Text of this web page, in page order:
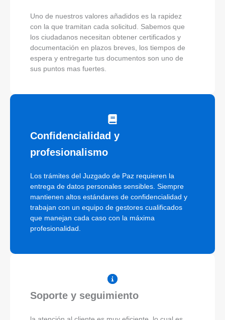
Uno de nuestros valores añadidos es la rapidez
con la que tramitan cada solicitud. Sabemos que
los ciudadanos necesitan obtener certificados y
documentación en plazos breves, los tiempos de
espera y entregarte tus documentos son uno de
sus puntos mas fuertes.
Confidencialidad y
profesionalismo
Los trámites del Juzgado de Paz requieren la
entrega de datos personales sensibles. Siempre
mantienen altos estándares de confidencialidad y
trabajan con un equipo de gestores cualificados
que manejan cada caso con la máxima
profesionalidad.
Soporte y seguimiento